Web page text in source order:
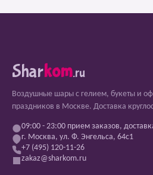
Sharkom.ru
Воздушные шары с гелием, букеты и
праздников в Москве. Доставка
09:00 - 23:00 прием заказов,
г. Москва, ул. Ф. Энгельса, 64с1
+7 (495) 120-11-26
zakaz@sharkom.ru